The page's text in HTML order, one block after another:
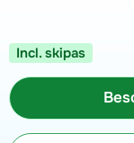
Incl. skipas